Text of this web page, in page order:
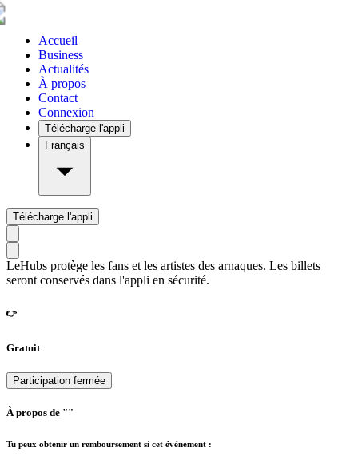
Accueil
Business
Actualités
À propos
Contact
Connexion
Télécharge l'appli
Français
Télécharge l'appli
LeHubs protège les fans et les artistes des arnaques. Les billets
seront conservés dans l'appli en sécurité.
👉
Gratuit
Participation fermée
À propos de ""
Tu peux obtenir un remboursement si cet événement :